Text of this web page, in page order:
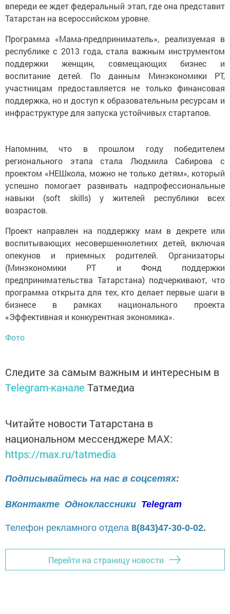
впереди ее ждет федеральный этап, где она представит
Татарстан на всероссийском уровне.
Программа «Мама-предприниматель», реализуемая в
республике с 2013 года, стала важным инструментом
поддержки женщин, совмещающих бизнес и
воспитание детей. По данным Минэкономики РТ,
участницам предоставляется не только финансовая
поддержка, но и доступ к образовательным ресурсам и
инфраструктуре для запуска устойчивых стартапов.
Напомним, что в прошлом году победителем
регионального этапа стала Людмила Сабирова с
проектом «НЕШкола, можно не только детям», который
успешно помогает развивать надпрофессиональные
навыки (soft skills) у жителей республики всех
возрастов.
Проект направлен на поддержку мам в декрете или
воспитывающих несовершеннолетних детей, включая
опекунов и приемных родителей. Организаторы
(Минэкономики РТ и Фонд поддержки
предпринимательства Татарстана) подчеркивают, что
программа открыта для тех, кто делает первые шаги в
бизнесе в рамках национального проекта
«Эффективная и конкурентная экономика».
Фото
Следите за самым важным и интересным в
Telegram-канале Татмедиа
Читайте новости Татарстана в
национальном мессенджере MАХ:
https://max.ru/tatmedia
Подписывайтесь на нас в соцсетях:
ВКонтакте Одноклассники Telegram
Телефон рекламного отдела 8(843)47-30-0-02.
Перейти на страницу новости